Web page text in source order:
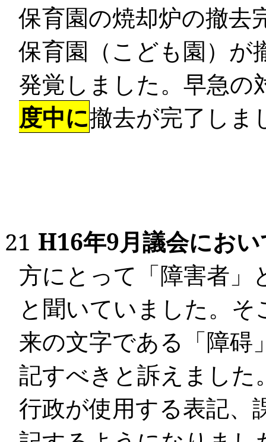
保育園の焼却炉の撤去
保育園（こども園）
発覚しました。早急の
度中に撤去が完了しま
21 H16年9月議会にお
方にとって「障害者」
と聞いていました。
来の文字である「障碍
記すべきと訴えました
行政が使用する表記、